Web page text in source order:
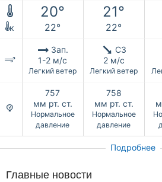
20° 21°
к 22° 22°
Зап.
1-2 м/с
Легкий ветер
СЗ
2 м/с
Легкий ветер
757
мм рт. ст.
Нормальное
давление
758
мм рт. ст.
Нормальное
давление
Подробнее
Главные новости